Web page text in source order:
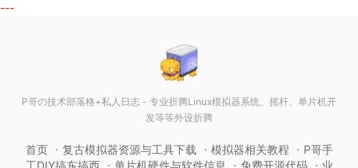
---
P哥の技术部落格+私人日志 - 专业折腾Linux模拟器系统、摇杆、单片机开
发等等外设折腾
首页 复古模拟器资源与工具下载 模拟器相关教程
P哥手
工DIY搞东搞西
单片机硬件与软件信息 免费开源代码
业